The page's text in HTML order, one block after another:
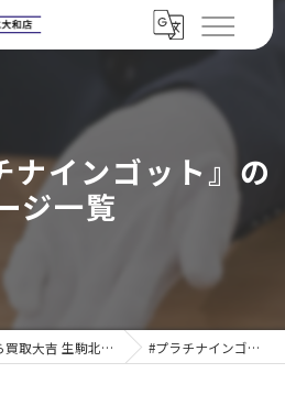
ナインゴット』の
ジ一覧
奈良県生駒市のお買取なら買取大吉 生駒北大和店 #プラチナインゴット